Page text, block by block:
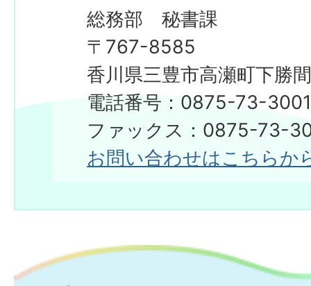
総務部 秘書課
〒767-8585
香川県三豊市高瀬町下勝
電話番号：0875-73-
ファックス：0875-73-
お問い合わせはこちらか